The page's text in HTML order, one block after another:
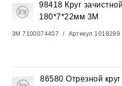
98418 Круг
180*7*22мм 3М
3M 7100074407 / Артикул 1018289
86580 Отрезной